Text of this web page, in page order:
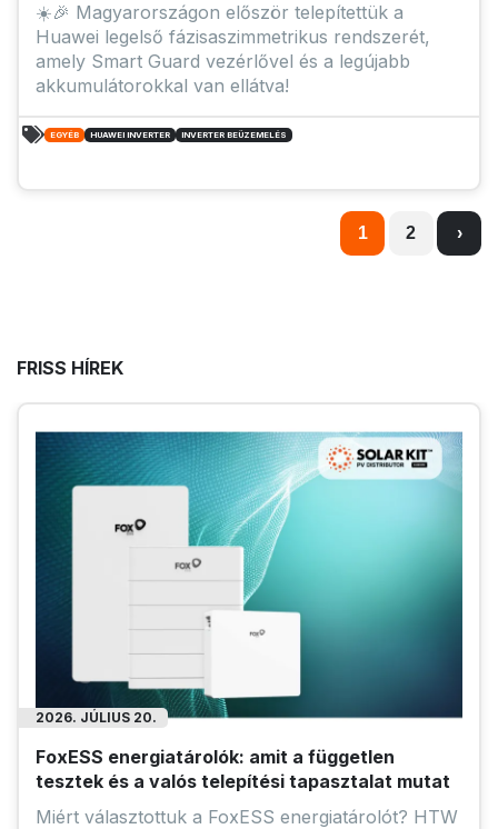
☀️🎉 Magyarországon először telepítettük a
Huawei legelső fázisaszimmetrikus rendszerét,
amely Smart Guard vezérlővel és a legújabb
akkumulátorokkal van ellátva!
EGYÉB HUAWEI INVERTER INVERTER BEÜZEMELÉS
1 2 ›
FRISS HÍREK
2026. JÚLIUS 14.
Huawei Smart Logger és Smart Guard napelem
mérő ipari rendszerekben
Ismerd meg, hogyan segíti a Huawei SmartLogger
és SmartGuard napelem mérő az ipari napelemes
rendszerek biztonságos, hatékony működését!